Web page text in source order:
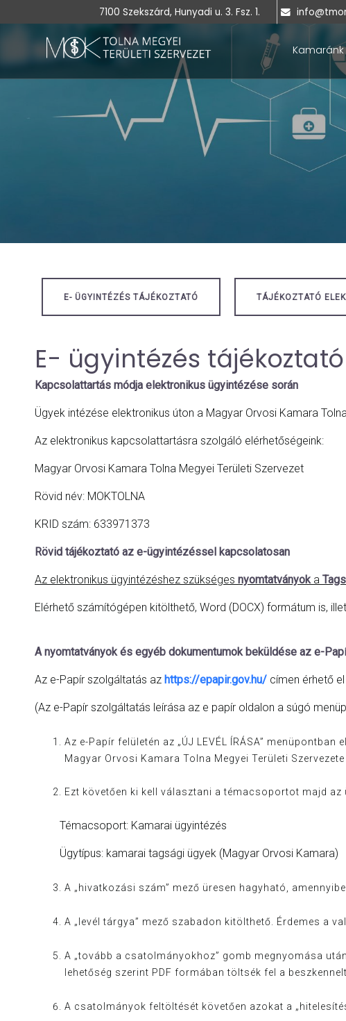
7100 Szekszárd, Hunyadi u. 3. Fsz. 1.
Kamaránk
E- ÜGYINTÉZÉS TÁJÉKOZTATÓ TÁJÉKOZTATÓ
E- ügyintézés tájékoztató
Kapcsolattartás módja elektronikus ügyintézése során
Ügyek intézése elektronikus úton a Magyar Orvosi Kamara
Az elektronikus kapcsolattartásra szolgáló elérhetőségeink:
Magyar Orvosi Kamara Tolna Megyei Területi Szervezet
Rövid név: MOKTOLNA
KRID szám: 633971373
Rövid tájékoztató az e-ügyintézéssel kapcsolatosan
Az elektronikus ügyintézéshez szükséges nyomtatványoka
Elérhető számítógépen kitölthető, Word (DOCX) formátum is,
A nyomtatványok és egyéb dokumentumok beküldése az e-
Az e-Papír szolgáltatás az https://epapir.gov.hu/ címen érhető
(Az e-Papír szolgáltatás leírása az e papír oldalon a súgó
Az e-Papír felületén az „ÚJ LEVÉL ÍRÁSA” menüpontban
Magyar Orvosi Kamara Tolna Megyei Területi Szervezete
Ezt követően ki kell választani a témacsoportot majd az
Témacsoport: Kamarai ügyintézés
Ügytípus: kamarai tagsági ügyek (Magyar Orvosi Kamara)
A „hivatkozási szám” mező üresen hagyható,
A „levél tárgya” mező szabadon kitölthető. Érdemes a
A „tovább a csatolmányokhoz” gomb megnyomása
lehetőség szerint PDF formában töltsék fel a
A csatolmányok feltöltését követően azokat a